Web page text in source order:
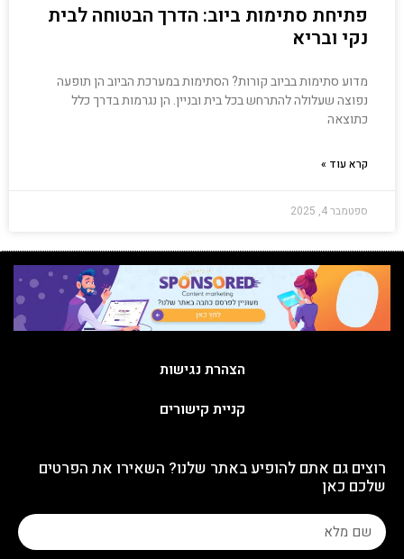
פתיחת סתימות ביוב: הדרך הבטוחה לבית
נקי ובריא
מדוע סתימות בביוב קורות? הסתימות במערכת הביוב הן תופעה
נפוצה שעלולה להתרחש בכל בית ובניין. הן נגרמות בדרך כלל
כתוצאה
קרא עוד »
ספטמבר 4, 2025
הצהרת נגישות
קניית קישורים
רוצים גם אתם להופיע באתר שלנו? השאירו את הפרטים
שלכם כאן